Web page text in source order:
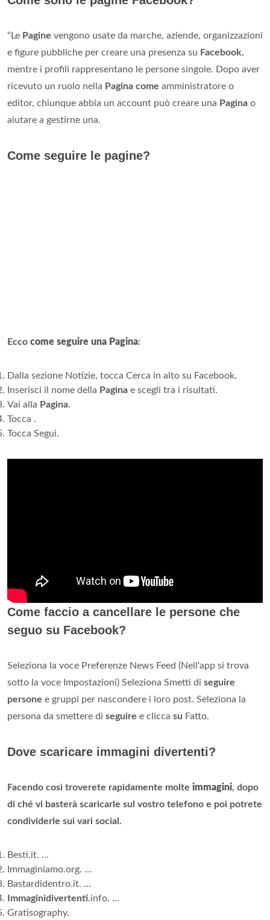
“Le Pagine vengono usate da marche, aziende, organizzazioni
e figure pubbliche per creare una presenza su Facebook,
mentre i profili rappresentano le persone singole. Dopo aver
ricevuto un ruolo nella Pagina come amministratore o
editor, chiunque abbia un account può creare una Pagina o
aiutare a gestirne una.
Come seguire le pagine?
Ecco come seguire una Pagina:
Dalla sezione Notizie, tocca Cerca in alto su Facebook.
Inserisci il nome della Pagina e scegli tra i risultati.
Vai alla Pagina.
Tocca .
Tocca Segui.
Come faccio a cancellare le persone che
seguo su Facebook?
Seleziona la voce Preferenze News Feed (Nell'app si trova
sotto la voce Impostazioni) Seleziona Smetti di seguire
persone e gruppi per nascondere i loro post. Seleziona la
persona da smettere di seguire e clicca su Fatto.
Dove scaricare immagini divertenti?
Facendo così troverete rapidamente molte immagini, dopo
di ché vi basterà scaricarle sul vostro telefono e poi potrete
condividerle sui vari social.
Besti.it. ...
Immaginiamo.org. ...
Bastardidentro.it. ...
Immaginidivertenti.info. ...
Gratisography.